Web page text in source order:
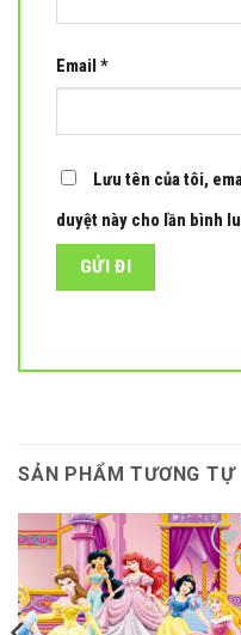
Email *
Lưu tên của tôi,
duyệt này cho lần bình
SẢN PHẨM TƯƠNG TỰ
Add to